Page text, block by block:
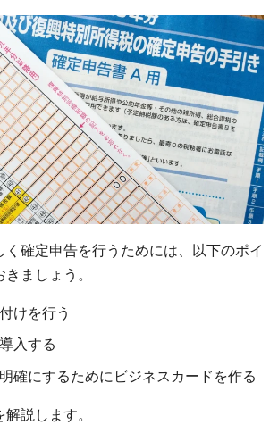
く確定申告を行うためには、以下のポイ
ましょう。
けを行う
入する
確にするためにビジネスカードを作る
説します。